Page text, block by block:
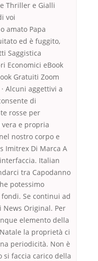
Thriller e Gialli
voi
amato Papa
ed è fuggito,
Saggistica
Economici eBook
Gratuiti Zoom
Alcuni aggettivi a
di
rosse per
e propria
nostro corpo e
Imitrex Di Marca A
Italian
tra Capodanno
potessimo
Se continui ad
Original. Per
elemento della
la proprietà ci
periodicità. Non è
faccia carico della